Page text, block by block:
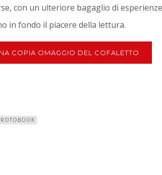
con un ulteriore bagaglio di
in fondo il piacere della lettura.
COPIA OMAGGIO DEL COFALETTO
ROTOBOOK